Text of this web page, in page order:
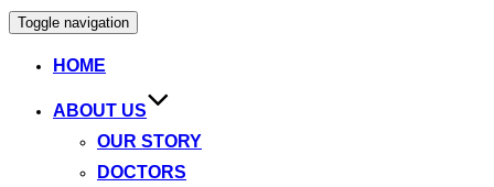
Toggle navigation
HOME
ABOUT US
OUR STORY
DOCTORS